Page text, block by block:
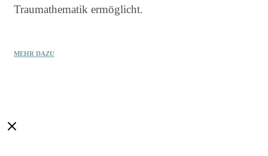
Traumathematik ermöglicht.
MEHR DAZU